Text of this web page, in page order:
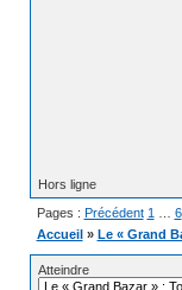
Hors ligne
Pages : Précédent 1 6
Accueil » Le « Grand
Atteindre